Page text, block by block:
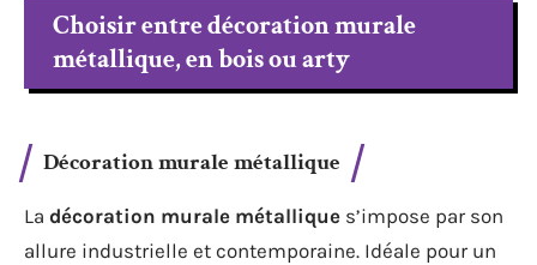
Choisir entre décoration murale
métallique, en bois ou arty
Décoration murale métallique
La décoration murale métallique s’impose par son
allure industrielle et contemporaine. Idéale pour un